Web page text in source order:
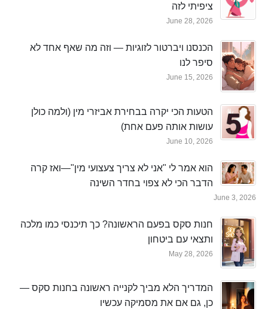
ציפיתי לזה
June 28, 2026
הכנסנו ויברטור לזוגיות — וזה מה שאף אחד לא
סיפר לנו
June 15, 2026
הטעות הכי יקרה בבחירת אביזרי מין (ולמה כולן
עושות אותה פעם אחת)
June 10, 2026
הוא אמר לי "אני לא צריך צעצועי מין"—ואז קרה
הדבר הכי לא צפוי בחדר השינה
June 3, 2026
חנות סקס בפעם הראשונה? כך תיכנסי כמו מלכה
ותצאי עם ביטחון
May 28, 2026
המדריך הלא מביך לקנייה ראשונה בחנות סקס —
כן, גם אם את מסמיקה עכשיו